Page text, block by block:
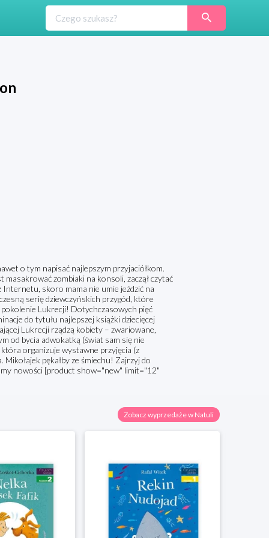
o tym napisać najlepszym przyjaciółkom.
zombiaki na konsoli, zaczął czytać
Internetu, skoro mama nie umie jeździć na
serię dziewczyńskich przygód, które
Lukrecji! Dotychczasowych pięć
do tytułu najlepszej książki dziecięcej
Lukrecji rządzą kobiety – zwariowane,
od bycia adwokatką (świat sam się nie
organizuje wystawne przyjęcia (z
pękałby ze śmiechu! Zajrzyj do
nowości [product show="new" limit="12"
Zobacz wyprzedaże w Natuli